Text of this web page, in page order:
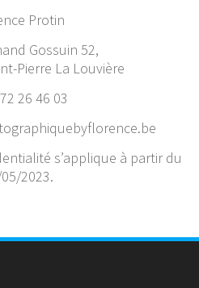
Protin
Gossuin 52,
Pierre La Louvière
26 46 03
s’applique à partir du
2023.